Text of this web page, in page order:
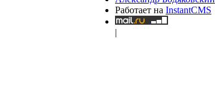
Работает на InstantCMS
|